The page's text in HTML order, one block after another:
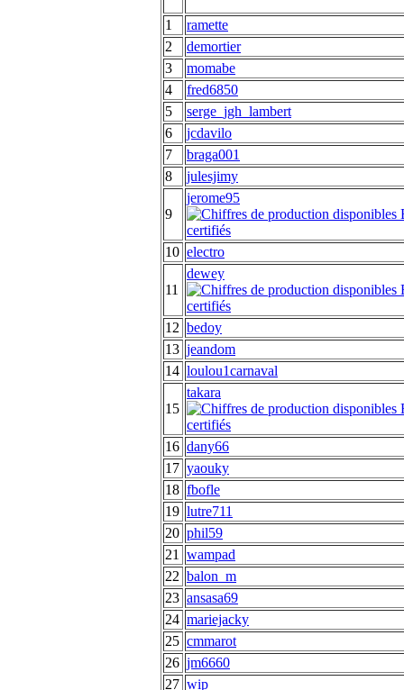
1
ramette
2
demortier
3
momabe
4
fred6850
5
serge_jgh_lambert
6
jcdavilo
7
braga001
8
julesjimy
9
jerome95
10 electro
11
dewey
12 bedoy
13 jeandom
14 loulou1carnaval
15
takara
16 dany66
17 yaouky
18 fbofle
19 lutre711
20 phil59
21
wampad
22 balon_m
23 ansasa69
24 mariejacky
25 cmmarot
26 jm6660
27 wip